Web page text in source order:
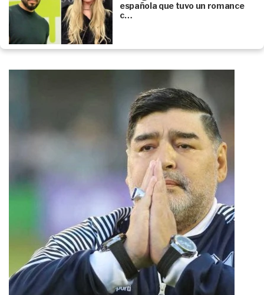
española que tuvo un romance
c…